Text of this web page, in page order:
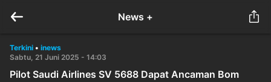
News +
Terkini • inews
Sabtu, 21 Juni 2025 - 14:03
Pilot Saudi Airlines SV 5688 Dapat Ancaman Bom